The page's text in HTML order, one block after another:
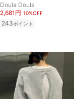
Doula Doula
2,681円 10%OFF
243ポイント